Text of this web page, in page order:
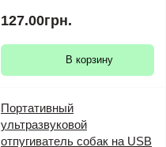
127.00грн.
В корзину
Портативный
ультразвуковой
отпугиватель собак на USB